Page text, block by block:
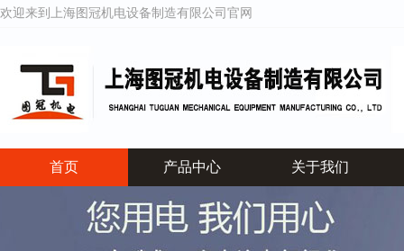
欢迎来到上海图冠机电设备制造有限公司官网
首页 产品中心 关于我们